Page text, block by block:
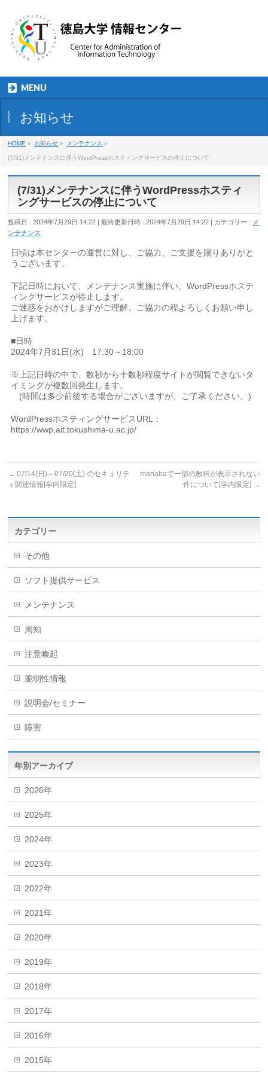
MENU
お知らせ
HOME » お知らせ » メンテナンス »
(7/31)メンテナンスに伴うWordPressホスティングサービスの停止について
(7/31)メンテナンスに伴うWordPressホスティ
ングサービスの停止について
投稿日 : 2024年7月29日 14:22 最終更新日時 : 2024年7月29日 14:22 カテゴリー : メ
ンテナンス
日頃は本センターの運営に対し、ご協力、ご支援を賜りありがと
うございます。
下記日時において、メンテナンス実施に伴い、WordPressホステ
ィングサービスが停止します。
ご迷惑をおかけしますがご理解、ご協力の程よろしくお願い申し
上げます。
■日時
2024年7月31日(水) 17:30～18:00
※上記日時の中で、数秒から十数秒程度サイトが閲覧できないタ
イミングが複数回発生します。
(時間は多少前後する場合がございますが、ご了承ください。)
WordPressホスティングサービスURL：
https://wwp.ait.tokushima-u.ac.jp/
← 07/14(日)～07/20(土) のセキュリテ
ィ関連情報[学内限定]
manabaで一部の教科が表示されない
件について[学内限定] →
カテゴリー
その他
ソフト提供サービス
メンテナンス
周知
注意喚起
脆弱性情報
説明会/セミナー
障害
年別アーカイブ
2026年
2025年
2024年
2023年
2022年
2021年
2020年
2019年
2018年
2017年
2016年
2015年